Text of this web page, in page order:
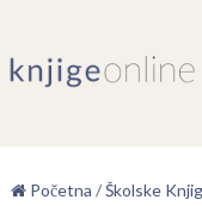
Početna /Školske